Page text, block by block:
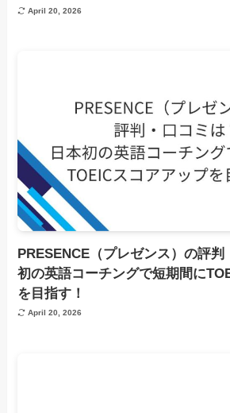
April 20, 2026
PRESENCE（プレゼンス）の評
初の英語コーチングで短期間に
を目指す！
April 20, 2026